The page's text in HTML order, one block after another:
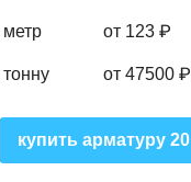
метр от 123 ₽
от 47500 ₽
купить арматуру 20